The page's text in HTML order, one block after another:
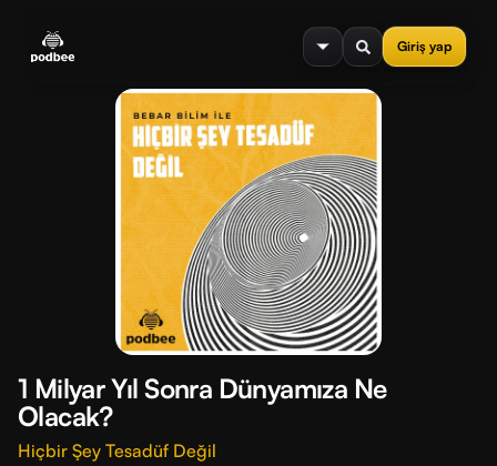
Giriş yap
menu
1 Milyar Yıl Sonra Dünyamıza Ne
Olacak?
Hiçbir Şey Tesadüf Değil